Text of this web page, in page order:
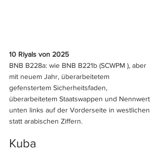
10 Riyals von 2025
BNB B228a: wie BNB B221b (SCWPM ), aber
mit neuem Jahr, überarbeitetem
gefenstertem Sicherheitsfaden,
überarbeitetem Staatswappen und Nennwert
unten links auf der Vorderseite in westlichen
statt arabischen Ziffern.
Kuba